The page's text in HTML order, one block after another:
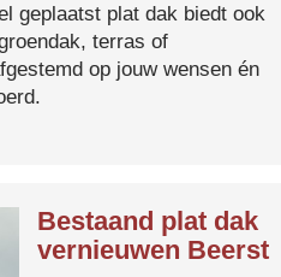
geplaatst plat dak biedt ook
terras of
op jouw wensen én
Bestaand plat dak
vernieuwen Beerst